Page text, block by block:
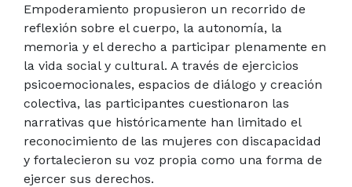
Empoderamiento propusieron un recorrido de
reflexión sobre el cuerpo, la autonomía, la
memoria y el derecho a participar plenamente en
la vida social y cultural. A través de ejercicios
psicoemocionales, espacios de diálogo y creación
colectiva, las participantes cuestionaron las
narrativas que históricamente han limitado el
reconocimiento de las mujeres con discapacidad
y fortalecieron su voz propia como una forma de
ejercer sus derechos.